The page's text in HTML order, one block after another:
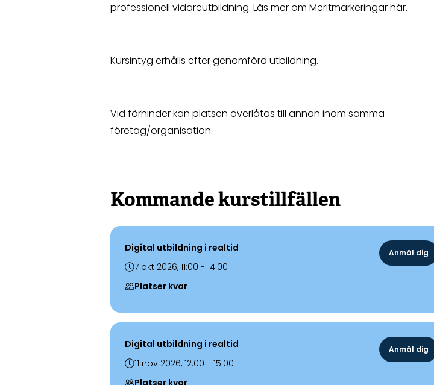
professionell vidareutbildning. Läs mer om Meritmarkeringar här.
Kursintyg erhålls efter genomförd utbildning.
Vid förhinder kan platsen överlåtas till annan inom samma
företag/organisation.
Kommande kurstillfällen
Digital utbildning i realtid
7 okt 2026, 11:00 - 14:00
Platser kvar
Anmäl dig
Digital utbildning i realtid
11 nov 2026, 12:00 - 15:00
Platser kvar
Anmäl dig